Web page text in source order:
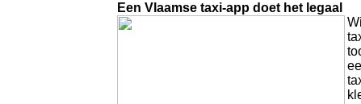
Een Vlaamse taxi-app doet het legaal